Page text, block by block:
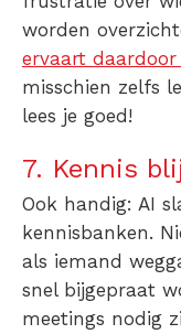
worden
ervaart
misschien zelfs
lees je goed!
7. Kennis
Ook handig: AI
kennisbanken.
als iemand
snel bijgepraat
meetings nodig